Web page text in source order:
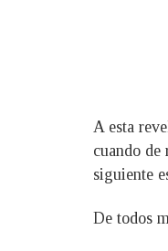
A esta
cuando de
siguiente
De todos